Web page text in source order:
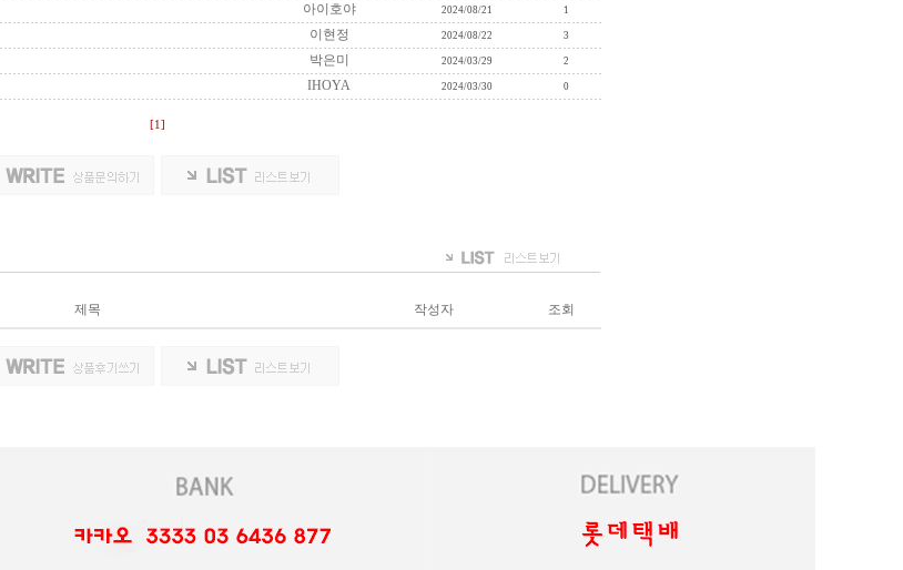
아이호야 2024/08/21 1
이현정 2024/08/22 3
박은미 2024/03/29 2
IHOYA 2024/03/30 0
[1]
제목 작성자 조회